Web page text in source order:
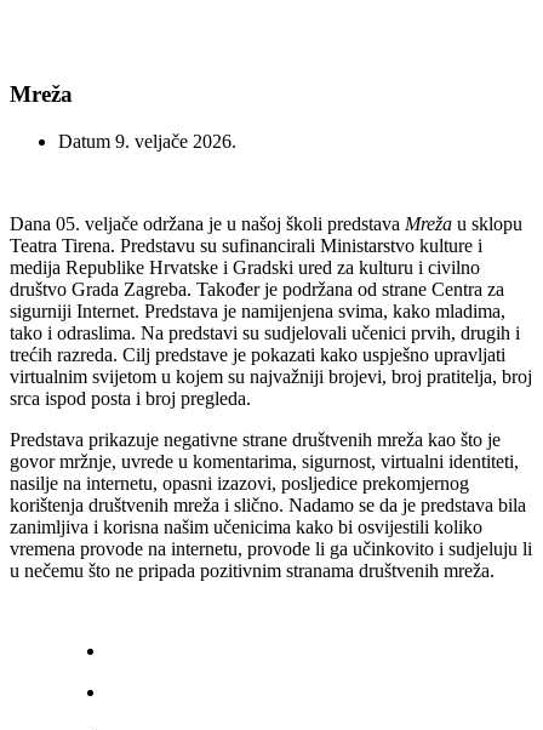
Mreža
Datum 9. veljače 2026.
Dana 05. veljače održana je u našoj školi predstava Mreža u sklopu
Teatra Tirena. Predstavu su sufinancirali Ministarstvo kulture i
medija Republike Hrvatske i Gradski ured za kulturu i civilno
društvo Grada Zagreba. Također je podržana od strane Centra za
sigurniji Internet. Predstava je namijenjena svima, kako mladima,
tako i odraslima. Na predstavi su sudjelovali učenici prvih, drugih i
trećih razreda. Cilj predstave je pokazati kako uspješno upravljati
virtualnim svijetom u kojem su najvažniji brojevi, broj pratitelja, broj
srca ispod posta i broj pregleda.
Predstava prikazuje negativne strane društvenih mreža kao što je
govor mržnje, uvrede u komentarima, sigurnost, virtualni identiteti,
nasilje na internetu, opasni izazovi, posljedice prekomjernog
korištenja društvenih mreža i slično. Nadamo se da je predstava bila
zanimljiva i korisna našim učenicima kako bi osvijestili koliko
vremena provode na internetu, provode li ga učinkovito i sudjeluju li
u nečemu što ne pripada pozitivnim stranama društvenih mreža.